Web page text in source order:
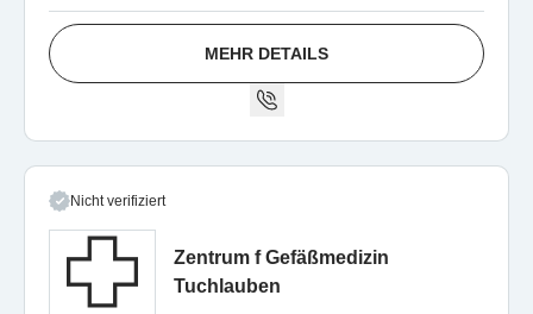
MEHR DETAILS
Nicht verifiziert
Zentrum f Gefäßmedizin
Tuchlauben